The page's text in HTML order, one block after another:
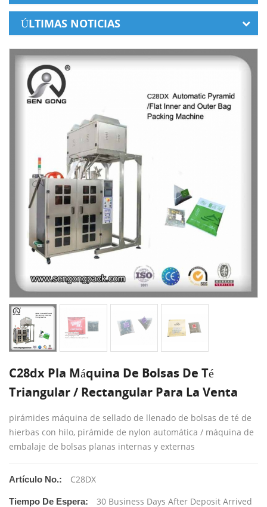
ÚLTIMAS NOTICIAS
C28dx Pla Máquina De Bolsas De Té
Triangular / Rectangular Para La Venta
pirámides máquina de sellado de llenado de bolsas de té de
hierbas con hilo, pirámide de nylon automática / máquina de
embalaje de bolsas planas internas y externas
Artículo No.: C28DX
Tiempo De Espera: 30 Business Days After Deposit Arrived